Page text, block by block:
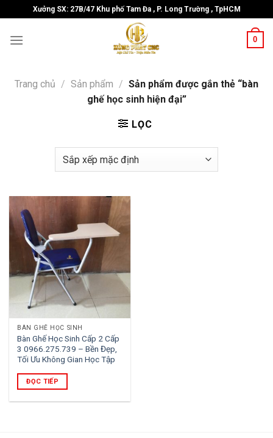
to
content
Xưởng SX: 27B/47 Khu phố Tam Đa , P. Long Trường , TpHCM
0
Trang chủ / Sản phẩm / Sản phẩm được gắn thẻ “bàn
ghế học sinh hiện đại”
LỌC
BÀN GHẾ HỌC SINH
Bàn Ghế Học Sinh Cấp 2 Cấp
3 0966.275.739 – Bền Đẹp,
Tối Ưu Không Gian Học Tập
ĐỌC TIẾP